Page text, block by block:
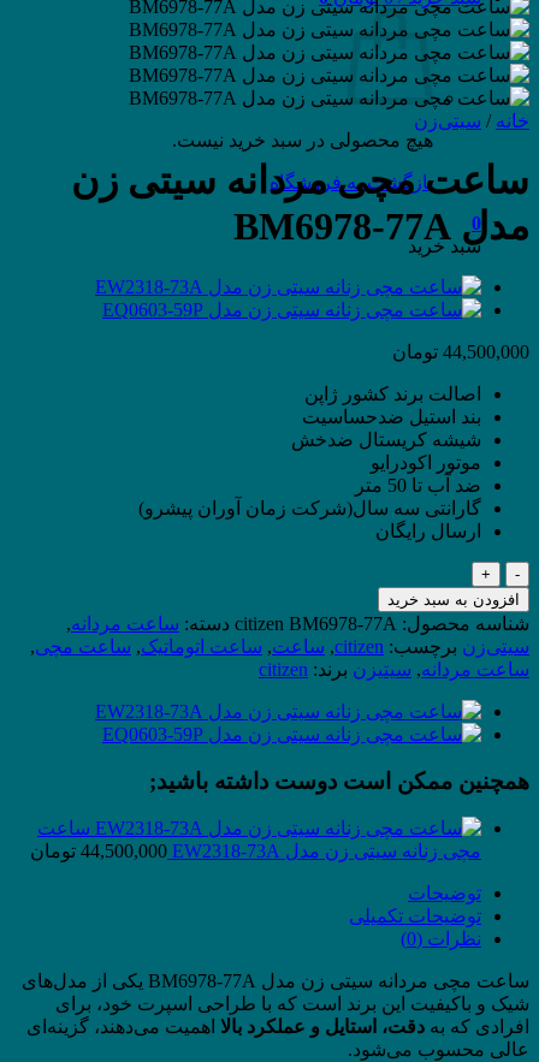
هیچ محصولی در سبد خرید نیست.
بازگشت به فروشگاه
0
سبد خرید
خانه / سیتی‌زن
ساعت مچی مردانه سیتی زن
مدل BM6978-77A
44,500,000 تومان
اصالت برند کشور ژاپن
بند استیل ضدحساسیت
شیشه کریستال ضدخش
موتور اکودرایو
ضد آب تا 50 متر
گارانتی سه سال(شرکت زمان آوران پیشرو)
ارسال رایگان
ساعت
مچی
مردانه
سیتی
زن
BM6978-
77A
افزودن به سبد خرید
شناسه محصول: citizen BM6978-77A دسته: ساعت مردانه,
سیتی‌زن برچسب: citizen
, ساعت, ساعت اتوماتیک, ساعت مچی,
ساعت مردانه, سیتیزن برند: citizen
همچنین ممکن است دوست داشته باشید;
ساعت
مچی زنانه سیتی زن مدل EW2318-73A
44,500,000 تومان
توضیحات
توضیحات تکمیلی
نظرات (0)
ساعت مچی مردانه سیتی زن مدل BM6978-77A یکی از مدل‌های
شیک و باکیفیت این برند است که با طراحی اسپرت خود، برای
افرادی که به دقت، استایل و عملکرد بالا اهمیت می‌دهند، گزینه‌ای
عالی محسوب می‌شود.